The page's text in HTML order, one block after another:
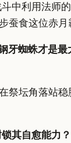
中利用法师
蚕食这位赤月
牙蜘蛛才是
祭坛角落站
其自愈能力？